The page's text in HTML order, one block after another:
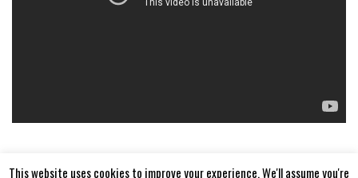
This website uses cookies to improve your experience. We'll assume you're